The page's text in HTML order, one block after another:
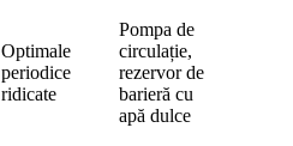
Optimale
periodice
ridicate
Pompa de
circulație,
rezervor de
barieră cu
apă dulce